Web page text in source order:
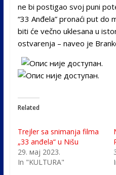
ne bi postigao svoj puni
“33 Anđela” pronaći put do
biti će večno uklesana u
ostvarenja – naveo je
Related
Trejler sa snimanja filma
„33 anđela“ u Nišu
29. мај 2023.
In "KULTURA"